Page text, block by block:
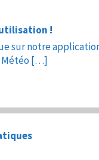
!
sur notre
[…]